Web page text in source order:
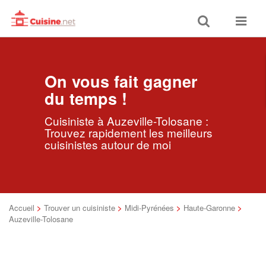
Toggle
search
Toggle
On vous fait gagner
du temps !
Cuisiniste à Auzeville-Tolosane :
Trouvez rapidement les meilleurs
cuisinistes autour de moi
Accueil > Trouver un cuisiniste > Midi-Pyrénées > Haute-Garonne >
Auzeville-Tolosane